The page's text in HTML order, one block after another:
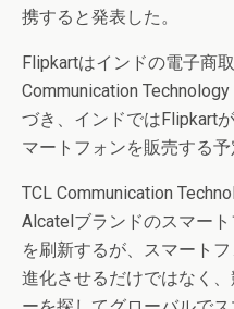
携すると発表した。
Flipkartはインドの電子商
Communication
づき、インドではFlipkart
マートフォンを販売する予
TCL Communication
Alcatelブランドのスマー
を刷新するが、スマート
進化させるだけではなく